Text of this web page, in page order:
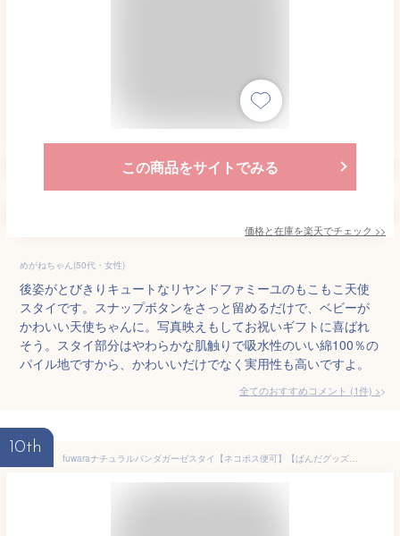
この商品をサイトでみる
価格と在庫を楽天でチェック >>
めがねちゃん(50代・女性)
後姿がとびきりキュートなリヤンドファミーユのもこもこ天使
スタイです。スナップボタンをさっと留めるだけで、ベビーが
かわいい天使ちゃんに。写真映えもしてお祝いギフトに喜ばれ
そう。スタイ部分はやわらかな肌触りで吸水性のいい綿100％の
パイル地ですから、かわいいだけでなく実用性も高いですよ。
全てのおすすめコメント (1件) >
10th
fuwaraナチュラルパンダガーゼスタイ【ネコポス便可】【ぱんだグッズ】(よだれ掛け・ベビービブ)